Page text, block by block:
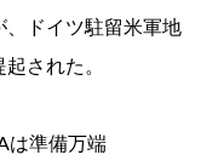
、ドイツ駐留米軍地
された。
は準備万端